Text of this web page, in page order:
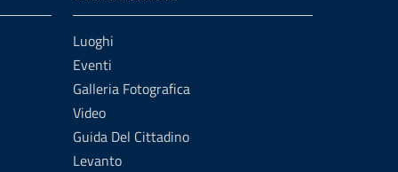
Luoghi
Eventi
Galleria Fotografica
Video
Guida Del Cittadino
Levanto